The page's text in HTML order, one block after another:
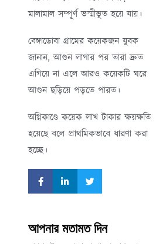
মালামাল সম্পূর্ণ ভস্মীভূত হয়ে যায়।
বেঙ্গাডোবা গ্রামের কয়েকজন যুবক
জানান, আগুন লাগার পর তারা দ্রুত
এগিয়ে না এলে আরও কয়েকটি ঘরে
আগুন ছড়িয়ে পড়তে পারত।
অগ্নিকাণ্ডে কয়েক লাখ টাকার ক্ষয়ক্ষতি
হয়েছে বলে প্রাথমিকভাবে ধারণা করা
হচ্ছে।
আপনার মতামত দিন